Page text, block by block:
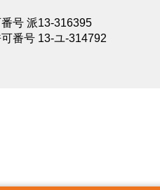
号 派13-316395
番号 13-ユ-314792